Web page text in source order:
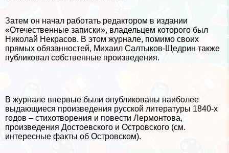
Затем он начал работать редактором в издании
«Отечественные записки», владельцем которого был
Николай Некрасов. В этом журнале, помимо своих
прямых обязанностей, Михаил Салтыков-Щедрин также
публиковал собственные произведения.
В журнале впервые были опубликованы наиболее
выдающиеся произведения русской литературы 1840-х
годов – стихотворения и повести Лермонтова,
произведения Достоевского и Островского (см.
интересные факты об Островском).